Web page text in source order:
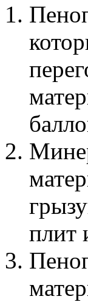
плит